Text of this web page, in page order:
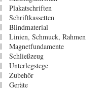
Plakatschriften
Schriftkassetten
Blindmaterial
Linien, Schmuck, Rahmen
Magnetfundamente
Schließzeug
Unterlegstege
Zubehör
Geräte